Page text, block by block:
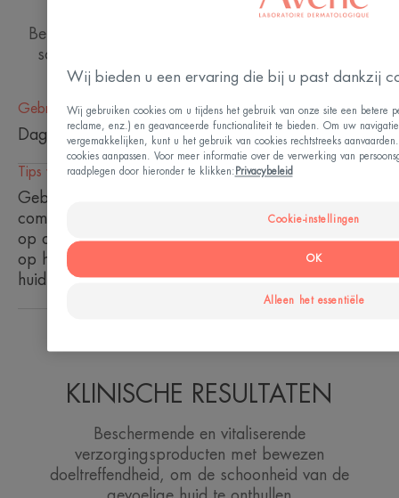
Voor een stralende teint.
Voordelen
• VOEDT de droge en futloze gevoelige huid.
• BESCHERMT en hult de huid in een zacht laagje.
• ONTHULT een stralende teint en geeft de
natuurlijke schoonheid een boost.
Beschermende en vitaliserende verzorging om de
schoonheid van de gevoelige huid te onthullen.
Gebruiksfrequentie
Dagelijks
Tips voor bij het aanbrengen
Gebruik het spateltje om wat Voedende
compenserende crème te nemen. Doe het product
op de vingertoppen en breng met lichte tikjes aan
op het gezicht en de hals. Verdeel zachtjes over de
huid zodat het product goed kan inwerken.
KLINISCHE RESULTATEN
Beschermende en vitaliserende
verzorgingsproducten met bewezen
doeltreffendheid, om de schoonheid van de
Wij bieden u een ervaring die bij u past dankzij
Wij gebruiken cookies om u tijdens het gebruik van onze site een betere
reclame, enz.) en geavanceerde functionaliteit te bieden. Om uw
vergemakkelijken, kunt u het gebruik van cookies rechtstreeks
cookies aanpassen. Voor meer informatie over de verwerking van
raadplegen door hieronder te klikken: Privacybeleid
Cookie-instellingen
Alleen het essentiële
OK